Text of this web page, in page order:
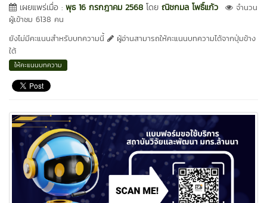
เผยแพร่เมื่อ : พุธ 16 กรกฎาคม 2568 โดย ณิชกมล โพธิ์แก้ว
จำนวน
ผู้เข้าชม 6138 คน
ยังไม่มีคะแนนสำหรับบทความนี้
ผู้อ่านสามารถให้คะแนนบทความได้จากปุ่มข้าง
ใต้
ให้คะแนนบทความ